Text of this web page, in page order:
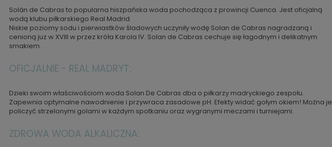
Solán de Cabras to popularna hiszpańska woda pochodząca z prowincji Cuenca. Jest oficjalną
wodą klubu piłkarskiego Real Madrid.
Niskie poziomy sodu i pierwiastków śladowych uczyniły wodę Solan de Cabras nagradzaną i
cenioną juz w XVIII w przez króła Karola IV. Solan de Cabras cechuje się łagodnym i delikatnym
smakiem.
OFICJALNIE - REAL MADRYT:
Dzieki swoim właściwościom woda Solan De Cabras dba o piłkarzy madryckiego zespołu.
Zapewnia optymalne nawodnienie i przywraca zasadowe pH. Efekty widać gołym okiem! Można je
policzyć strzelonymi golami w każdym spotkaniu oraz wygranymi meczami i turniejami.
ZDROWA WODA ALKALICZNA: